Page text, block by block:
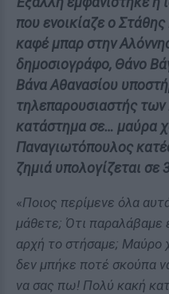
που ενοικίαζε ο
καφέ μπαρ στην
δημοσιογράφο, Θάνο
Βάνα Αθανασίου
τηλεπαρουσιαστής
κατάστημα σε… μαύρα
Παναγιωτόπουλος
ζημιά υπολογίζεται
«Ποιος περίμενε όλα
μάθετε; Ότι παραλάβαμε
αρχή το στήσαμε; Μαύρο
δεν μπήκε ποτέ σκούπα
να σας πω! Πολύ κακή